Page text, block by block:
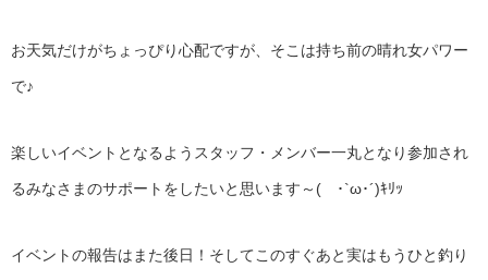
お天気だけがちょっぴり心配ですが、そこは持ち前の晴れ女パワー
で♪
楽しいイベントとなるようスタッフ・メンバー一丸となり参加され
るみなさまのサポートをしたいと思います～( ･`ω･´)ｷﾘｯ
イベントの報告はまた後日！そしてこのすぐあと実はもうひと釣り